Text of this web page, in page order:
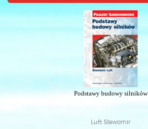
Podstawy budowy silników
Luft Sławomir